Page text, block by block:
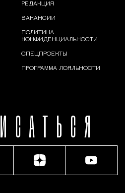
РЕДАКЦИЯ
ВАКАНСИИ
ПОЛИТИКА
КОНФИДЕНЦИАЛЬНОСТИ
СПЕЦПРОЕКТЫ
ПРОГРАММА ЛОЯЛЬНОСТИ